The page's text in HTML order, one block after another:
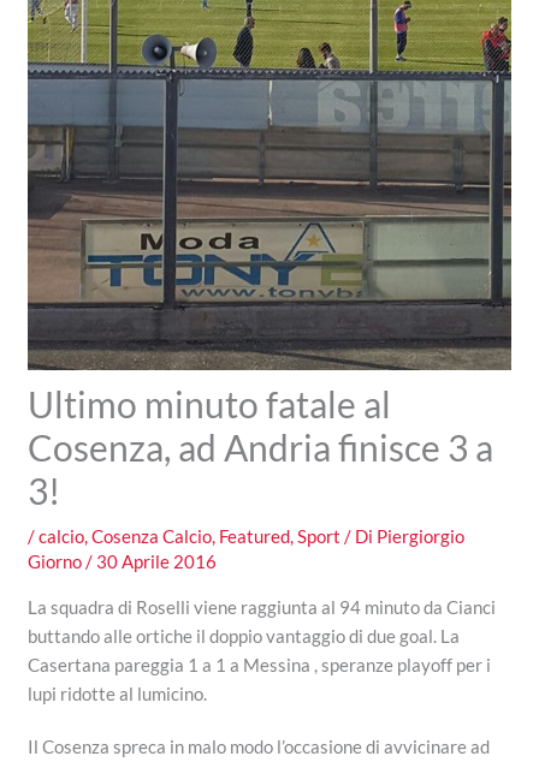
Ultimo minuto fatale al
Cosenza, ad Andria finisce 3 a
3!
/calcio,Cosenza Calcio, Featured,Sport / Di Piergiorgio
Giorno/ 30 Aprile 2016
La squadra di Roselli viene raggiunta al 94 minuto da Cianci
buttando alle ortiche il doppio vantaggio di due goal. La
Casertana pareggia 1 a 1 a Messina , speranze playoff per i
lupi ridotte al lumicino.
Il Cosenza spreca in malo modo l’occasione di avvicinare ad